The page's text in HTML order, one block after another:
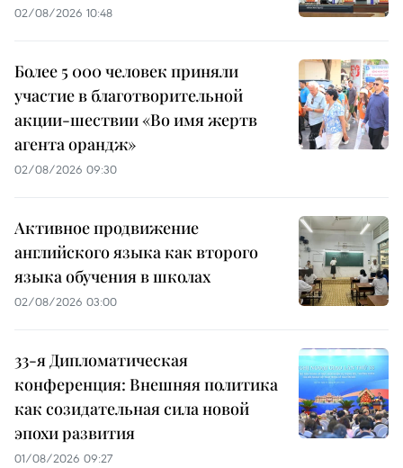
02/08/2026 10:48
Более 5 000 человек приняли
участие в благотворительной
акции-шествии «Во имя жертв
агента орандж»
02/08/2026 09:30
Активное продвижение
английского языка как второго
языка обучения в школах
02/08/2026 03:00
33-я Дипломатическая
конференция: Внешняя политика
как созидательная сила новой
эпохи развития
01/08/2026 09:27